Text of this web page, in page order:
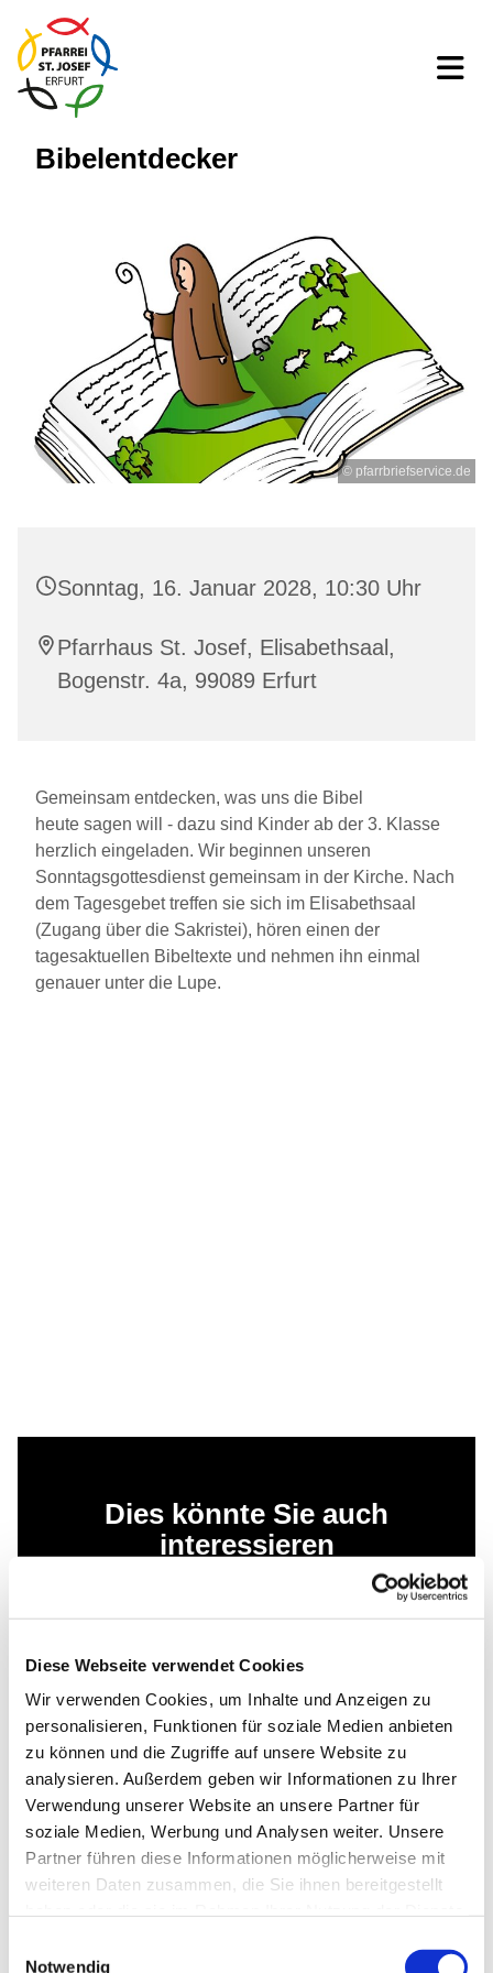
Diese Webseite verwendet Cookies
Wir verwenden Cookies, um Inhalte und Anzeigen zu
personalisieren, Funktionen für soziale Medien anbieten
zu können und die Zugriffe auf unsere Website zu
analysieren. Außerdem geben wir Informationen zu Ihrer
Verwendung unserer Website an unsere Partner für
soziale Medien, Werbung und Analysen weiter. Unsere
Partner führen diese Informationen möglicherweise mit
weiteren Daten zusammen, die Sie ihnen bereitgestellt
Notwendig
Bibelentdecker
© pfarrbriefservice.de
Sonntag, 16. Januar 2028, 10:30 Uhr
Pfarrhaus St. Josef, Elisabethsaal,
Bogenstr. 4a, 99089 Erfurt
Gemeinsam entdecken, was uns die Bibel
heute sagen will - dazu sind Kinder ab der 3. Klasse
herzlich eingeladen. Wir beginnen unseren
Sonntagsgottesdienst gemeinsam in der Kirche. Nach
dem Tagesgebet treffen sie sich im Elisabethsaal
(Zugang über die Sakristei), hören einen der
tagesaktuellen Bibeltexte und nehmen ihn einmal
genauer unter die Lupe.
Dies könnte Sie auch
interessieren